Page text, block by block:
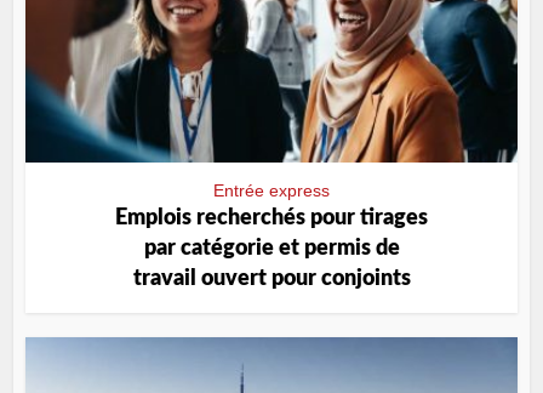
Entrée express
Emplois recherchés pour tirages
par catégorie et permis de
travail ouvert pour conjoints